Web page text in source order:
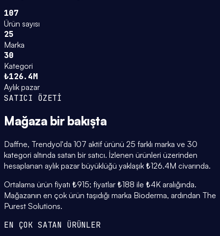
107
Ürün sayısı
25
Marka
30
Kategori
₺126.4M
Aylık pazar
SATICI ÖZETİ
Mağaza bir bakışta
Daffne, Trendyol'da 107 aktif ürünü 25 farklı marka ve 30
kategori altında satan bir satıcı. İzlenen ürünleri üzerinden
hesaplanan aylık pazar büyüklüğü yaklaşık ₺126.4M civarında.
Ortalama ürün fiyatı ₺915; fiyatlar ₺188 ile ₺4K aralığında.
Mağazanın en çok ürün taşıdığı marka Bioderma, ardından The
Purest Solutions.
EN ÇOK SATAN ÜRÜNLER